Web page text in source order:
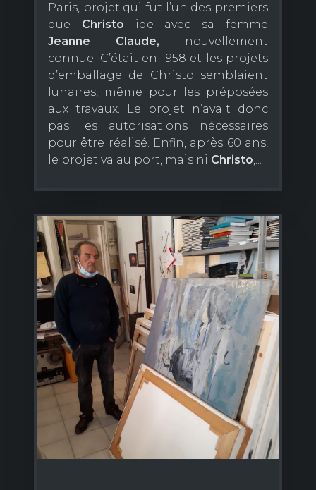
Paris, projet qui fut l’un des premiers
que Christo ide avec sa femme
Jeanne Claude, nouvellement
connue. C’était en 1958 et les projets
d’emballage de Christo semblaient
lunaires, même pour les préposées
aux travaux. Le projet n’avait donc
pas les autorisations nécessaires
pour être réalisé. Enfin, après 60 ans,
le projet va au port, mais ni Christo,...